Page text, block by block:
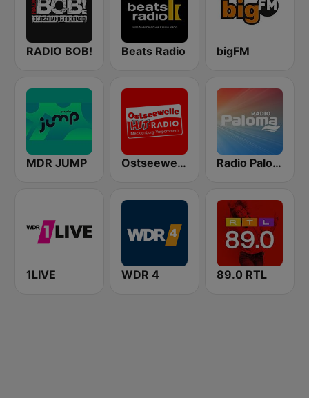
RADIO BOB! Beats Radio bigFM
MDR JUMP Ostseewelle Hit-Radio 105.6 Radio Paloma
1LIVE WDR 4 89.0 RTL